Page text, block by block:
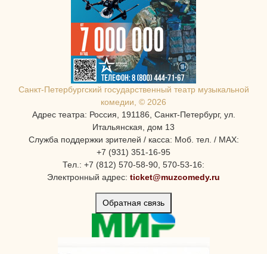
Санкт-Петербургcкий государственный театр музыкальной
комедии, © 2026
Адрес театра: Россия, 191186, Санкт-Петербург, ул.
Итальянская, дом 13
Служба поддержки зрителей / касса: Моб. тел. / MAX:
+7 (931) 351-16-95
Тел.: +7 (812) 570-58-90, 570-53-16:
Электронный адрес: ticket@muzcomedy.ru
Обратная связь